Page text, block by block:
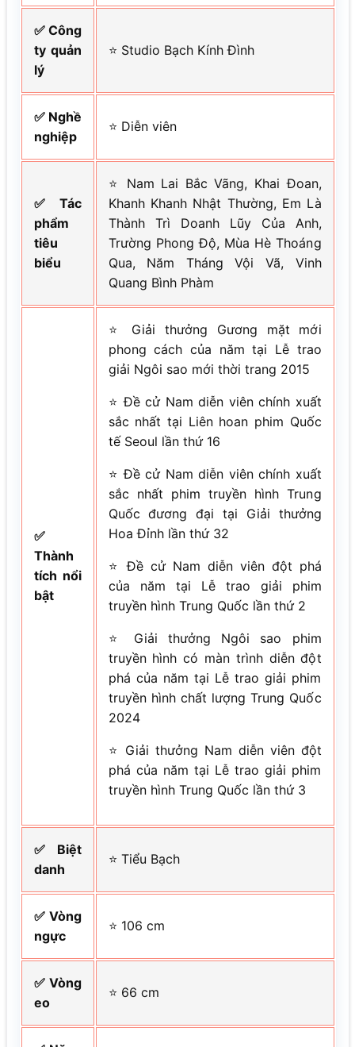
✅ Công
ty quản
lý
⭐ Studio Bạch Kính Đình
✅ Nghề
nghiệp
⭐ Diễn viên
✅ Tác
phẩm
tiêu
biểu
⭐ Nam Lai Bắc Vãng, Khai Đoan,
Khanh Khanh Nhật Thường, Em Là
Thành Trì Doanh Lũy Của Anh,
Trường Phong Độ, Mùa Hè Thoáng
Qua, Năm Tháng Vội Vã, Vinh
Quang Bình Phàm
✅
Thành
tích nổi
bật
⭐ Giải thưởng Gương mặt mới
phong cách của năm tại Lễ trao
giải Ngôi sao mới thời trang 2015
⭐ Đề cử Nam diễn viên chính xuất
sắc nhất tại Liên hoan phim Quốc
tế Seoul lần thứ 16
⭐ Đề cử Nam diễn viên chính xuất
sắc nhất phim truyền hình Trung
Quốc đương đại tại Giải thưởng
Hoa Đỉnh lần thứ 32
⭐ Đề cử Nam diễn viên đột phá
của năm tại Lễ trao giải phim
truyền hình Trung Quốc lần thứ 2
⭐ Giải thưởng Ngôi sao phim
truyền hình có màn trình diễn đột
phá của năm tại Lễ trao giải phim
truyền hình chất lượng Trung Quốc
2024
⭐ Giải thưởng Nam diễn viên đột
phá của năm tại Lễ trao giải phim
truyền hình Trung Quốc lần thứ 3
✅ Biệt
danh
⭐ Tiểu Bạch
✅ Vòng
ngực
⭐ 106 cm
✅ Vòng
eo
⭐ 66 cm